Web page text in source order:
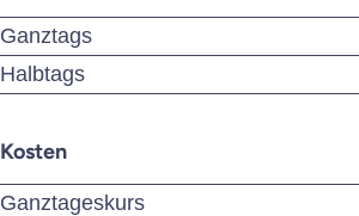
Ganztags
Halbtags
Kosten
Ganztageskurs